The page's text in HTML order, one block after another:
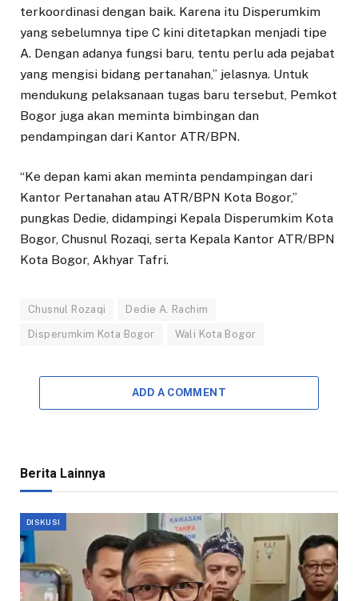
terkoordinasi dengan baik. Karena itu Disperumkim
yang sebelumnya tipe C kini ditetapkan menjadi tipe
A. Dengan adanya fungsi baru, tentu perlu ada pejabat
yang mengisi bidang pertanahan,” jelasnya. Untuk
mendukung pelaksanaan tugas baru tersebut, Pemkot
Bogor juga akan meminta bimbingan dan
pendampingan dari Kantor ATR/BPN.
“Ke depan kami akan meminta pendampingan dari
Kantor Pertanahan atau ATR/BPN Kota Bogor,”
pungkas Dedie, didampingi Kepala Disperumkim Kota
Bogor, Chusnul Rozaqi, serta Kepala Kantor ATR/BPN
Kota Bogor, Akhyar Tafri.
Chusnul Rozaqi Dedie A. Rachim
Disperumkim Kota Bogor Wali Kota Bogor
ADD A COMMENT
Berita Lainnya
DISKUSI